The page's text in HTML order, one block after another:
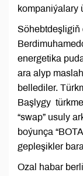
kompaniýalary
Söhebtdeşligiň
energetika
ara alyp
bellediler.
Başlygy
“swap” usuly
boýunça
gepleşikler
Ozal habar